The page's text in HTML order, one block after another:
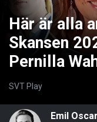
Här är alla
Skansen
Pernilla
SVT Play
Emil